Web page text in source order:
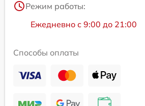
Режим работы:
Ежедневно с 9:00 до 21:00
Способы оплаты